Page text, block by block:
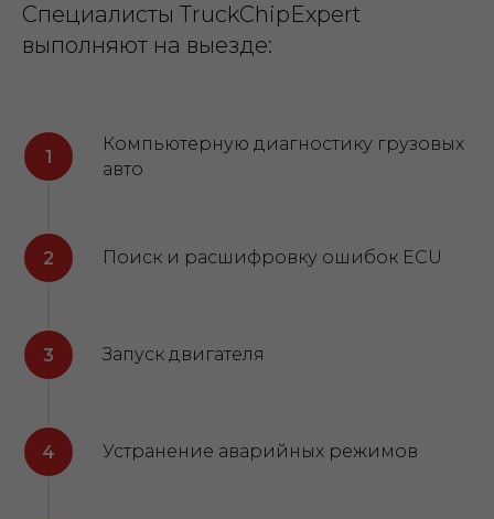
Специалисты TruckChipExpert
выполняют на выезде:
Компьютерную диагностику грузовых
авто
Поиск и расшифровку ошибок ECU
Запуск двигателя
Устранение аварийных режимов